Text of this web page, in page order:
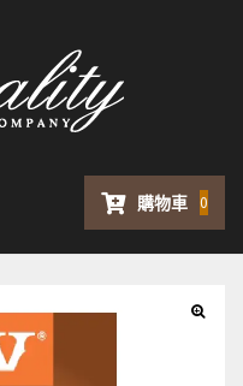
購物車 0